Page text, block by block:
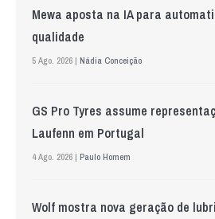
Mewa aposta na IA para
qualidade
5 Ago. 2026 | Nádia Conceição
GS Pro Tyres assume
Laufenn em Portugal
4 Ago. 2026 | Paulo Homem
Wolf mostra nova geração de